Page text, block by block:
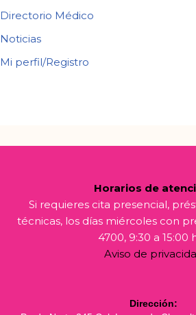
Directorio Médico
Noticias
Mi perfil/Registro
Horarios de
Si requieres cita presencial,
técnicas, los días miércoles con
4700, 9:30 a 15:00
Aviso de
Dirección: